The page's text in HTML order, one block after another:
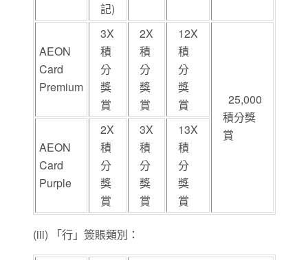
記)
AEON
Card
Premium
3X
積
分
獎
賞
2X
積
分
獎
賞
12X
積
分
獎
賞
25,000
積分獎
賞
AEON
Card
Purple
2X
積
分
獎
賞
3X
積
分
獎
賞
13X
積
分
獎
賞
(iii) 「行」簽賬類別：